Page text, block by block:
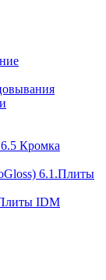
6.5 Кромка
6.1.Плиты
IDM